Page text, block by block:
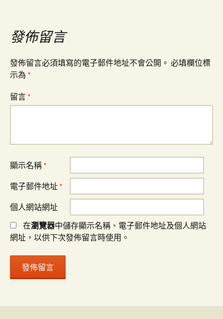
覽發佈留言
發佈留言必須填寫的電子郵件地址不會公開。 必填欄位標
示為 *
留言 *
顯示名稱 *
電子郵件地址 *
個人網站網址
在瀏覽器中儲存顯示名稱、電子郵件地址及個人網站
網址，以供下次發佈留言時使用。